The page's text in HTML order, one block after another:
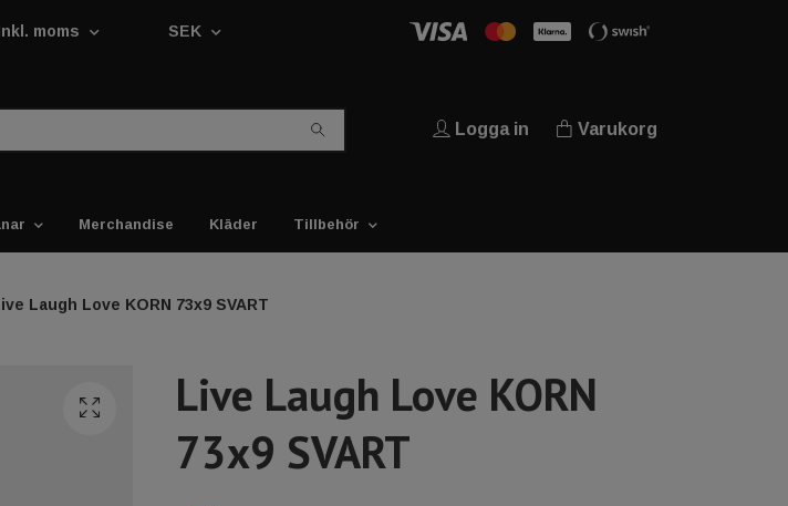
moms SEK
Logga in Varukorg
Merchandise Kläder Tillbehör
Laugh Love KORN 73x9 SVART
Live Laugh Love KORN
73x9 SVART